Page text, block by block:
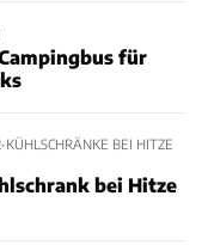
für
BEI HITZE
bei Hitze